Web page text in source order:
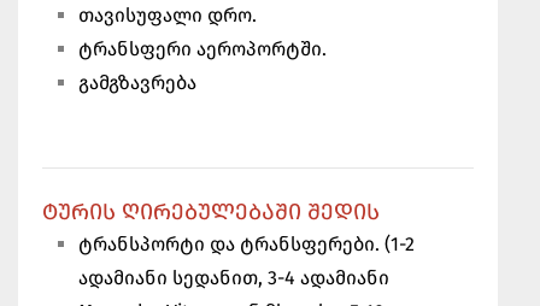
თავისუფალი დრო.
ტრანსფერი აეროპორტში.
გამგზავრება
ᲢᲣᲠᲘᲡ ᲦᲘᲠᲔᲑᲣᲚᲔᲑᲐᲨᲘ ᲨᲔᲓᲘᲡ
ტრანსპორტი და ტრანსფერები. (1-2
ადამიანი სედანით, 3-4 ადამიანი